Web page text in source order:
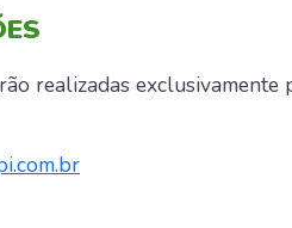
realizadas